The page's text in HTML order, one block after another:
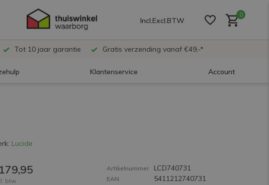
Incl.Excl.BTW
0
Tot 10 jaar garantie Gratis verzending vanaf €49,-*
Klantenservice Account
Lucide
btw
Artikelnummer LCD740731
EAN 5411212740731